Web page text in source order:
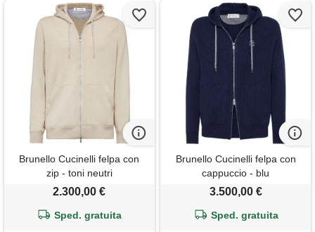
Brunello Cucinelli felpa con
zip - toni neutri
2.300,00 €
Sped. gratuita
Brunello Cucinelli felpa con
cappuccio - blu
3.500,00 €
Sped. gratuita